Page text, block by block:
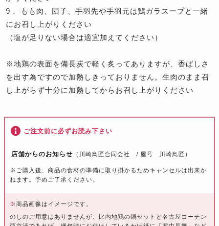
9． もも肉、団子、手羽先や手羽元は鶏ガラスープと一緒
にお召し上がりください
（塩が足りない場合は適宜加えてください）
※地鶏の表面を備長炭で軽く炙ってありますが、香ばしさ
を出す為ですので加熱しきっておりません。生肉のまま召
し上がらず十分に加熱してからお召し上がりください
ご注文前に必ずお読み下さい
店舗からのお知らせ （川崎鳥匠合同会社 / 屋号 川崎鳥匠）
※ご購入後、商品の食材の準備に取り掛かるためキャンセルは出来か
ねます。予めご了承ください。
※商品画像はイメージです。
のしのご用意はありませんが、比内地鶏の鍋セットと名古屋コーチン